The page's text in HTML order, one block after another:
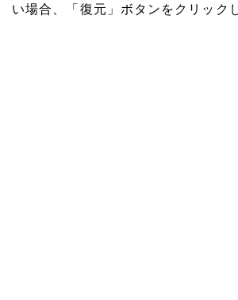
い場合、「復元」ボタンをクリック